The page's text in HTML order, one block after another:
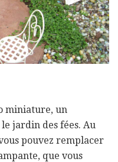
miniature, un
jardin des fées. Au
pouvez remplacer
que vous